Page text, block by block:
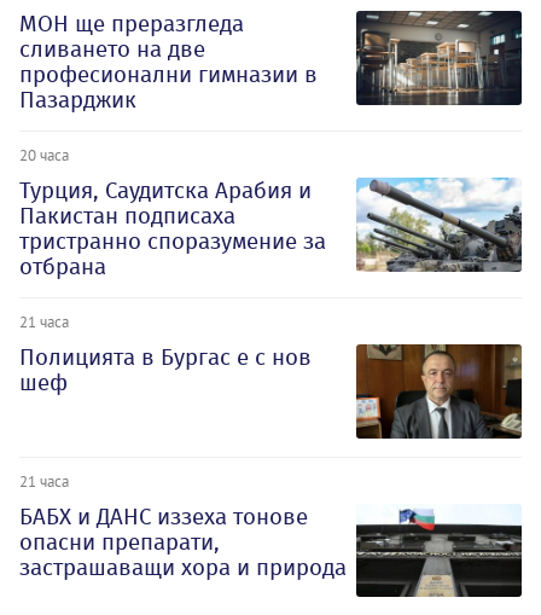
МОН ще преразгледа
сливането на две
професионални гимназии в
Пазарджик
20 часа
Турция, Саудитска Арабия и
Пакистан подписаха
тристранно споразумение за
отбрана
21 часа
Полицията в Бургас е с нов
шеф
21 часа
БАБХ и ДАНС иззеха тонове
опасни препарати,
застрашаващи хора и природа